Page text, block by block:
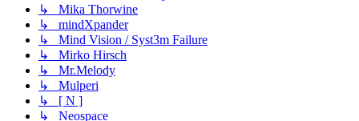
↳ Mika Thorwine
↳ mindXpander
↳ Mind Vision / Syst3m Failure
↳ Mirko Hirsch
↳ Mr.Melody
↳ Mulperi
↳ [ N ]
↳ Neospace